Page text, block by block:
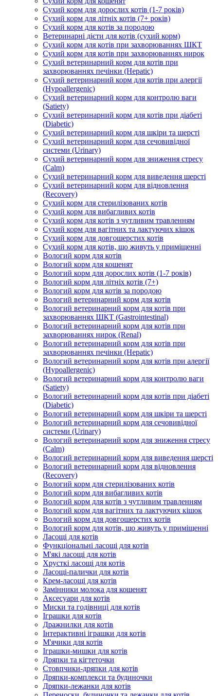
Сухий корм для дорослих котів (1-7 років)
Сухий корм для літніх котів (7+ років)
Сухий корм для котів за породою
Ветеринарні дієти для котів (сухий корм)
Сухий корм для котів при захворюваннях ШКТ
Сухий корм для котів при захворюваннях нирок
Сухий ветеринарний корм для котів при
захворюваннях печінки (Hepatic)
Сухий ветеринарний корм для котів при алергії
(Hypoallergenic)
Сухий ветеринарний корм для контролю ваги
(Satiety)
Сухий ветеринарний корм для котів при діабеті
(Diabetic)
Сухий ветеринарний корм для шкіри та шерсті
Сухий ветеринарний корм для сечовивідної
системи (Urinary)
Сухий ветеринарний корм для зниження стресу
(Calm)
Сухий ветеринарний корм для виведення шерсті
Сухий ветеринарний корм для відновлення
(Recovery)
Сухий корм для стерилізованих котів
Сухий корм для вибагливих котів
Сухий корм для котів з чутливим травленням
Сухий корм для вагітних та лактуючих кішок
Сухий корм для довгошерстих котів
Сухий корм для котів, що живуть у приміщенні
Вологий корм для котів
Вологий корм для кошенят
Вологий корм для дорослих котів (1-7 років)
Вологий корм для літніх котів (7+)
Вологий корм для котів за породою
Вологий ветеринарний корм для котів
Вологий ветеринарний корм для котів при
захворюваннях ШКТ (Gastrointestinal)
Вологий ветеринарний корм для котів при
захворюваннях нирок (Renal)
Вологий ветеринарний корм для котів при
захворюваннях печінки (Hepatic)
Вологий ветеринарний корм для котів при алергії
(Hypoallergenic)
Вологий ветеринарний корм для контролю ваги
(Satiety)
Вологий ветеринарний корм для котів при діабеті
(Diabetic)
Вологий ветеринарний корм для шкіри та шерсті
Вологий ветеринарний корм для сечовивідної
системи (Urinary)
Вологий ветеринарний корм для зниження стресу
(Calm)
Вологий ветеринарний корм для виведення шерсті
Вологий ветеринарний корм для відновлення
(Recovery)
Вологий корм для стерилізованих котів
Вологий корм для вибагливих котів
Вологий корм для котів з чутливим травленням
Вологий корм для вагітних та лактуючих кішок
Вологий корм для довгошерстих котів
Вологий корм для котів, що живуть у приміщенні
Ласощі для котів
Функціональні ласощі для котів
М'які ласощі для котів
Хрусткі ласощі для котів
Ласощі-палички для котів
Крем-ласощі для котів
Замінники молока для кошенят
Аксесуари для котів
Миски та годівниці для котів
Іграшки для котів
Дражнилки для котів
Інтерактивні іграшки для котів
М'ячики для котів
Іграшки-мишки для котів
Дряпки та кігтеточки
Стовпчики-дряпки для котів
Дряпки-комплекси та будиночки
Дряпки-лежанки для котів